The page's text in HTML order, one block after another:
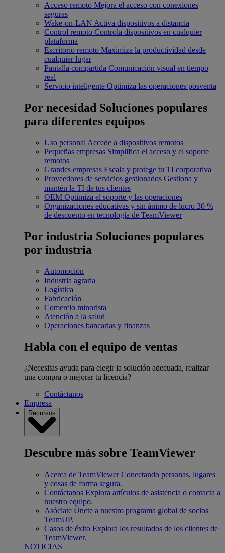
Acceso remoto Mejora el acceso con conexiones
seguras
Wake-on-LAN Activa dispositivos a distancia
Control remoto Controla dispositivos en cualquier
plataforma
Escritorio remoto Maximiza la productividad desde
cualquier lugar
Pantalla compartida Comunicación visual en tiempo
real
Servicio inteligente Optimiza las operaciones posventa
Por necesidad Soluciones populares
para diferentes equipos
Uso personal Accede a dispositivos remotos
Pequeñas empresas Simplifica el acceso y el soporte
remotos
Grandes empresas Escala y protege tu TI corporativa
Proveedores de servicios gestionados Gestiona y
mantén la TI de tus clientes
OEM Optimiza el soporte y las operaciones
Organizaciones educativas y sin ánimo de lucro 30 %
de descuento en tecnología de TeamViewer
Por industria Soluciones populares
por industria
Automoción
Industria agraria
Logística
Fabricación
Comercio minorista
Atención a la salud
Operaciones bancarias y finanzas
Habla con el equipo de ventas
¿Necesitas ayuda para elegir la solución adecuada, realizar
una compra o mejorar tu licencia?
Contáctanos
Empresa
Recursos
Descubre más sobre TeamViewer
Acerca de TeamViewer Conectando personas, lugares
y cosas de forma segura.
Contáctanos Explora artículos de asistencia o contacta a
nuestro equipo.
Asóciate Únete a nuestro programa global de socios
TeamUP.
Casos de éxito Explora los resultados de los clientes de
TeamViewer.
NOTICIAS